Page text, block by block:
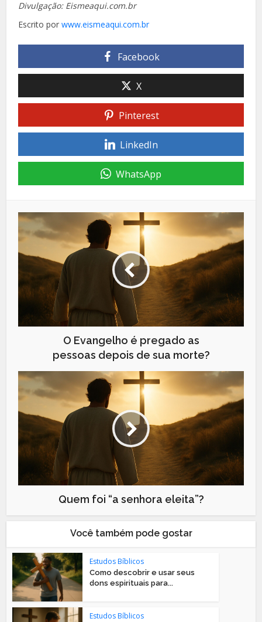
Divulgação: Eismeaqui.com.br
Escrito porwww.eismeaqui.com.br
Facebook
X
Pinterest
LinkedIn
WhatsApp
O Evangelho é pregado as
pessoas depois de sua morte?
Quem foi “a senhora eleita”?
Você também pode gostar
Estudos Bíblicos
Como descobrir e usar seus
dons espirituais para...
Estudos Bíblicos